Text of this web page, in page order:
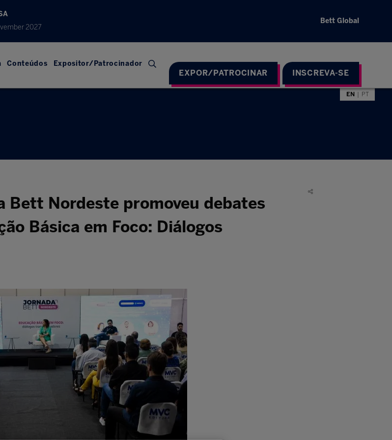
2027
Bett Global
Conteúdos Expositor/Patrocinador
EXPOR/PATROCINAR INSCREVA-SE
EN PT
Bett Nordeste promoveu debates
Básica em Foco: Diálogos